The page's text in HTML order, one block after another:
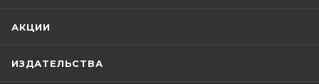
АКЦИИ
ИЗДАТЕЛЬСТВА